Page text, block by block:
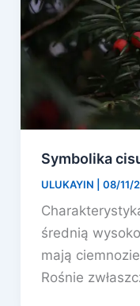
Symbolika
ULUKAYIN 08/11/
średnią
mają
Rośnie